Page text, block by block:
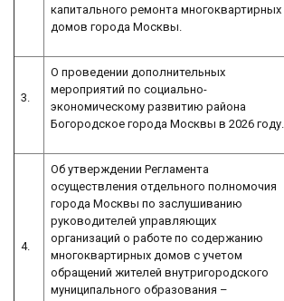
капитального ремонта многоквартирных
домов города Москвы.
3.
О проведении дополнительных
мероприятий по социально-
экономическому развитию района
Богородское города Москвы в 2026 году.
4.
Об утверждении Регламента
осуществления отдельного полномочия
города Москвы по заслушиванию
руководителей управляющих
организаций о работе по содержанию
многоквартирных домов с учетом
обращений жителей внутригородского
муниципального образования –